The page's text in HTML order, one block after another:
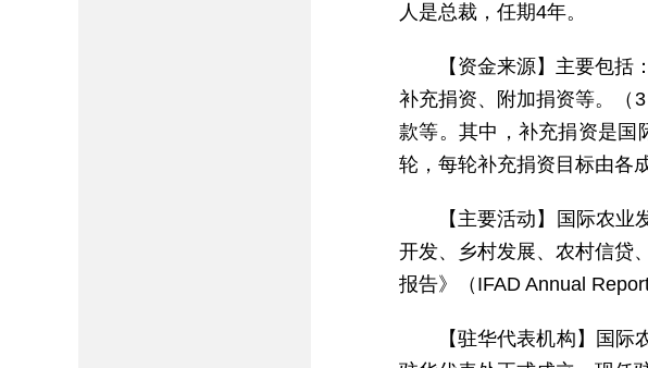
人是总裁，任期4年。
【资金来源】主要包
补充捐资、附加捐资等。（
款等。其中，补充捐资是国
轮，每轮补充捐资目标由各
【主要活动】国际农
开发、乡村发展、农村信贷
报告》（IFAD Annual
【驻华代表机构】国